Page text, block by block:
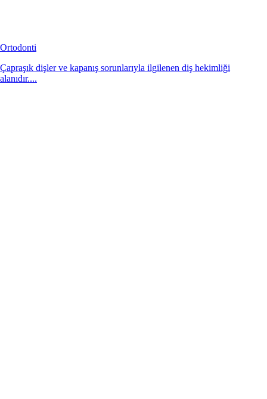
Ortodonti
Çapraşık dişler ve kapanış sorunlarıyla ilgilenen diş hekimliği
alanıdır....